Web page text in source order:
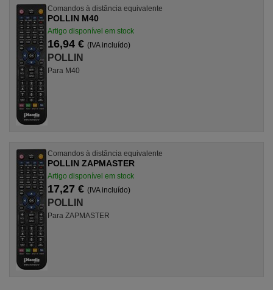
Comandos à distância equivalente
POLLIN M40
Artigo disponível em stock
16,94 € (IVA incluído)
POLLIN
Para M40
Comandos à distância equivalente
POLLIN ZAPMASTER
Artigo disponível em stock
17,27 € (IVA incluído)
POLLIN
Para ZAPMASTER